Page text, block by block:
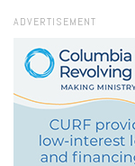
ADVERTISEMENT